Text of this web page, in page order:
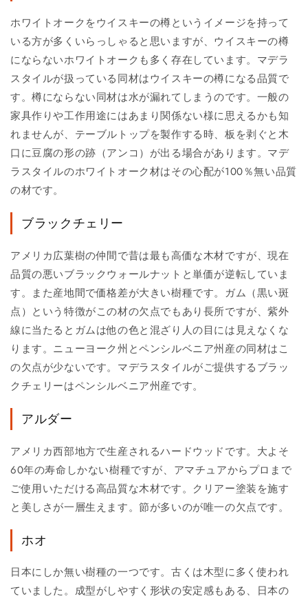
ホワイトオークをウイスキーの樽というイメージを持って
いる方が多くいらっしゃると思いますが、ウイスキーの樽
にならないホワイトオークも多く存在しています。マデラ
スタイルが扱っている同材はウイスキーの樽になる品質で
す。樽にならない同材は水が漏れてしまうのです。一般の
家具作りや工作用途にはあまり関係ない様に思えるかも知
れませんが、テーブルトップを製作する時、板を剥ぐと木
口に豆腐の形の跡（アンコ）が出る場合があります。マデ
ラスタイルのホワイトオーク材はその心配が100％無い品質
の材です。
ブラックチェリー
アメリカ広葉樹の仲間で昔は最も高価な木材ですが、現在
品質の悪いブラックウォールナットと単価が逆転していま
す。また産地間で価格差が大きい樹種です。ガム（黒い斑
点）という特徴がこの材の欠点でもあり長所ですが、紫外
線に当たるとガムは他の色と混ざり人の目には見えなくな
ります。ニューヨーク州とペンシルベニア州産の同材はこ
の欠点が少ないです。マデラスタイルがご提供するブラッ
クチェリーはペンシルベニア州産です。
アルダー
アメリカ西部地方で生産されるハードウッドです。大よそ
60年の寿命しかない樹種ですが、アマチュアからプロまで
ご使用いただける高品質な木材です。クリアー塗装を施す
と美しさが一層生えます。節が多いのが唯一の欠点です。
ホオ
日本にしか無い樹種の一つです。古くは木型に多く使われ
ていました。成型がしやすく形状の安定感もある、日本の